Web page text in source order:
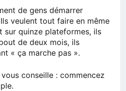
de gens démarrer
veulent tout faire en même
sur quinze plateformes, ils
de deux mois, ils
« ça marche pas ».
conseille : commencez